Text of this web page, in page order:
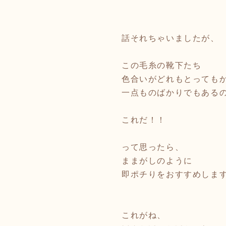
話それちゃいましたが、
この毛糸の靴下たち
色合いがどれもとっても
一点ものばかりでもある
これだ！！
って思ったら、
ままがしのように
即ポチりをおすすめしま
これがね、